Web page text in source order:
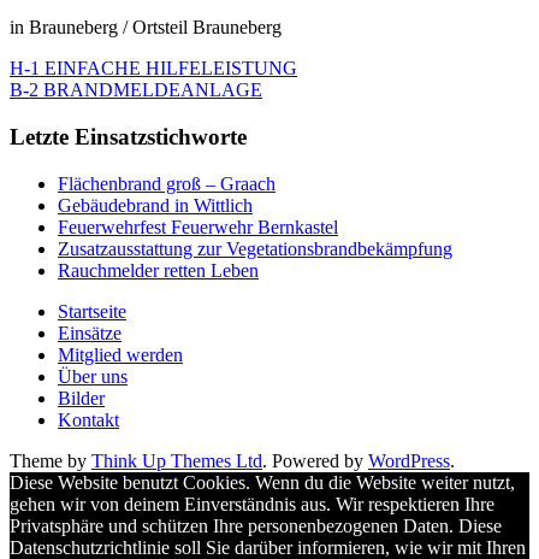
in Brauneberg / Ortsteil Brauneberg
H-1 EINFACHE HILFELEISTUNG
B-2 BRANDMELDEANLAGE
Letzte Einsatzstichworte
Flächenbrand groß – Graach
Gebäudebrand in Wittlich
Feuerwehrfest Feuerwehr Bernkastel
Zusatzausstattung zur Vegetationsbrandbekämpfung
Rauchmelder retten Leben
Startseite
Einsätze
Mitglied werden
Über uns
Bilder
Kontakt
Theme by Think Up Themes Ltd. Powered by WordPress.
Diese Website benutzt Cookies. Wenn du die Website weiter nutzt,
gehen wir von deinem Einverständnis aus. Wir respektieren Ihre
Privatsphäre und schützen Ihre personenbezogenen Daten. Diese
Datenschutzrichtlinie soll Sie darüber informieren, wie wir mit Ihren